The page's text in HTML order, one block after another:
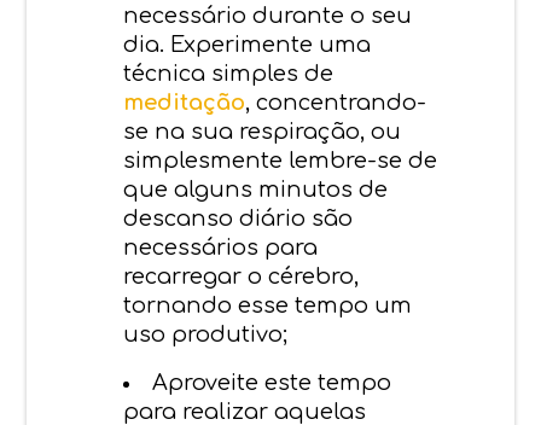
necessário durante o seu
dia. Experimente uma
técnica simples de
meditação, concentrando-
se na sua respiração, ou
simplesmente lembre-se de
que alguns minutos de
descanso diário são
necessários para
recarregar o cérebro,
tornando esse tempo um
uso produtivo;
Aproveite este tempo
para realizar aquelas